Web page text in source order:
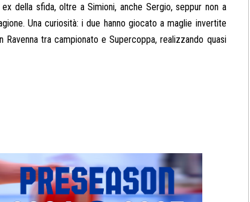
della sfida, oltre a Simioni, anche Sergio, seppur non a
Una curiosità: i due hanno giocato a maglie invertite
tra campionato e Supercoppa, realizzando quasi